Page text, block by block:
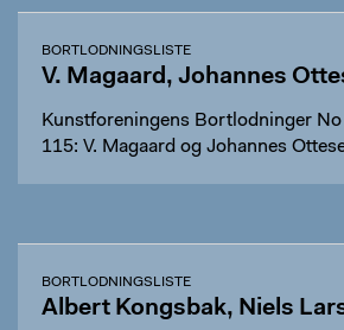
BORTLODNINGSLISTE
V. Magaard, Johannes
Kunstforeningens Bortlodninger
115: V. Magaard og Johannes
BORTLODNINGSLISTE
Albert Kongsbak, Niels